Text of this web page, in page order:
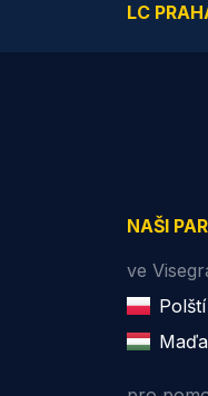
LC
NAŠI
ve